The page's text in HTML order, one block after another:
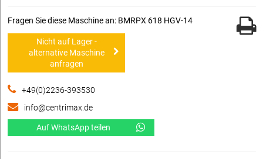
Fragen Sie diese Maschine an: BMRPX 618 HGV-14
Nicht auf Lager -
alternative Maschine
anfragen
+49(0)2236-393530
info@centrimax.de
Auf WhatsApp teilen